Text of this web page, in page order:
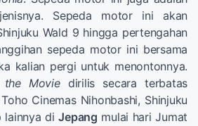
Sepeda motor ini akan
Wald 9 hingga pertengahan
sepeda motor ini bersama
kalian pergi untuk menontonnya.
Moviedirilis secara terbatas
Cinemas Nihonbashi, Shinjuku
lainnya diJepang mulai hari Jumat